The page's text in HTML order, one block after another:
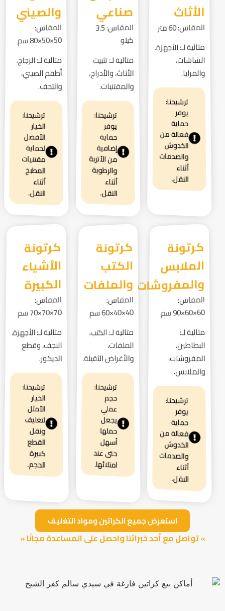
الأثاث
المقاس: 60 متر
مثالية لـ: الأجهزة،
الشاشات،
والمرايا.
ترشيحنا:
يوفر
حماية
فعالة من
الخدوش
والصدمات
أثناء
النقل.
صناعي
المقاس: 3.5
كيلو
مثالية لـ: تثبيت
الأثاث، والأدراج،
والمقتنيات.
ترشيحنا:
يوفر
حماية
إضافية
من الأتربة
والرطوبة
أثناء
النقل.
والصيني
المقاس:
50×50×80 سم
مثالية لـ: الزجاج،
أطقم الصيني،
والتحف.
ترشيحنا:
الخيار
الأفضل
لحماية
مقتنيات
المطبخ
أثناء
النقل.
كرتونة
الملابس
والمفروشات
المقاس:
60×60×90 سم
مثالية لـ:
البطاطين،
المفروشات،
والملابس.
ترشيحنا:
يوفر
حماية
فعالة من
الخدوش
والصدمات
أثناء
النقل.
كرتونة
الكتب
والملفات
المقاس:
40×40×60 سم
مثالية لـ: الكتب،
الملفات،
والأغراض الثقيلة.
ترشيحنا:
حجم
عملي
يجعل
حملها
أسهل
حتى عند
امتلائها.
كرتونة
الأشياء
الكبيرة
المقاس:
70×70×70 سم
مثالية لـ: الأجهزة،
النجف، وقطع
الديكور.
ترشيحنا:
الخيار
الأمثل
لتغليف
ونقل
القطع
كبيرة
الحجم.
استعرض جميع الكراتين ومواد التغليف
» تواصل مع أحد خبرائنا واحصل على المساعدة مجانًا «